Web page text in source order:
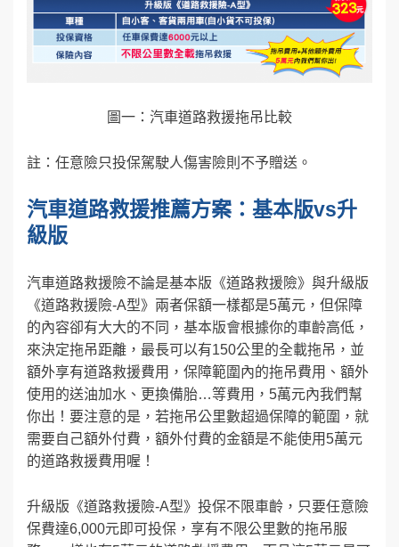
圖一：汽車道路救援拖吊比較
註：任意險只投保駕駛人傷害險則不予贈送。
汽車道路救援推薦方案：基本版vs升
級版
汽車道路救援險不論是基本版《道路救援險》與升級版
《道路救援險-A型》兩者保額一樣都是5萬元，但保障
的內容卻有大大的不同，基本版會根據你的車齡高低，
來決定拖吊距離，最長可以有150公里的全載拖吊，並
額外享有道路救援費用，保障範圍內的拖吊費用、額外
使用的送油加水、更換備胎…等費用，5萬元內我們幫
你出！要注意的是，若拖吊公里數超過保障的範圍，就
需要自己額外付費，額外付費的金額是不能使用5萬元
的道路救援費用喔！
升級版《道路救援險-A型》投保不限車齡，只要任意險
保費達6,000元即可投保，享有不限公里數的拖吊服